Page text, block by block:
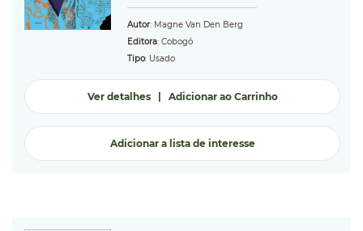
Autor: Magne Van Den Berg
Editora: Cobogó
Tipo: Usado
Ver detalhes| Adicionar ao Carrinho
Adicionar a lista de interesse